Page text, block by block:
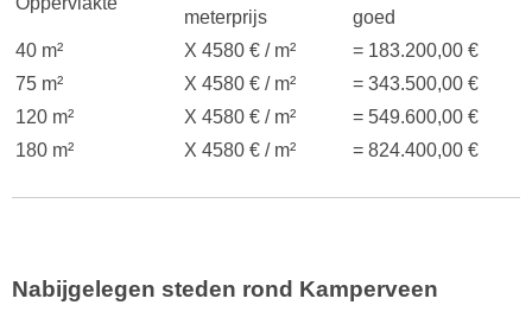
meterprijs
goed
40 m²
X 4580 € / m²
= 183.200,00 €
75 m²
X 4580 € / m²
= 343.500,00 €
120 m²
X 4580 € / m²
= 549.600,00 €
180 m²
X 4580 € / m² = 824.400,00 €
Nabijgelegen steden rond Kamperveen